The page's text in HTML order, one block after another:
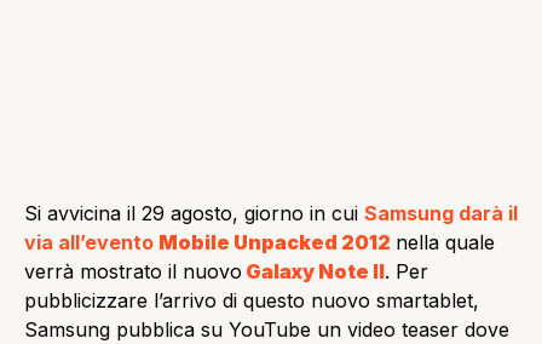
Si avvicina il 29 agosto, giorno in cui Samsung darà il
via all’evento Mobile Unpacked 2012 nella quale
verrà mostrato il nuovo Galaxy Note II. Per
pubblicizzare l’arrivo di questo nuovo smartablet,
Samsung pubblica su YouTube un video teaser dove